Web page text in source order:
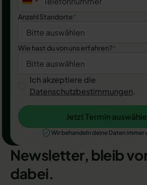
Anzahl Standorte*
Wie hast du von uns erfahren?*
Ich akzeptiere die
Datenschutzbestimmungen.
Jetzt Termin auswählen
Jetzt Termin
Wir behandeln deine Daten immer
Newsletter, bleib
dabei.